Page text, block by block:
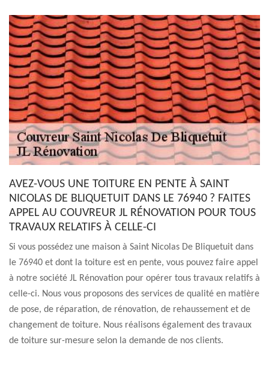
AVEZ-VOUS UNE TOITURE EN PENTE À SAINT
NICOLAS DE BLIQUETUIT DANS LE 76940 ? FAITES
APPEL AU COUVREUR JL RÉNOVATION POUR TOUS
TRAVAUX RELATIFS À CELLE-CI
Si vous possédez une maison à Saint Nicolas De Bliquetuit dans
le 76940 et dont la toiture est en pente, vous pouvez faire appel
à notre société JL Rénovation pour opérer tous travaux relatifs à
celle-ci. Nous vous proposons des services de qualité en matière
de pose, de réparation, de rénovation, de rehaussement et de
changement de toiture. Nous réalisons également des travaux
de toiture sur-mesure selon la demande de nos clients.